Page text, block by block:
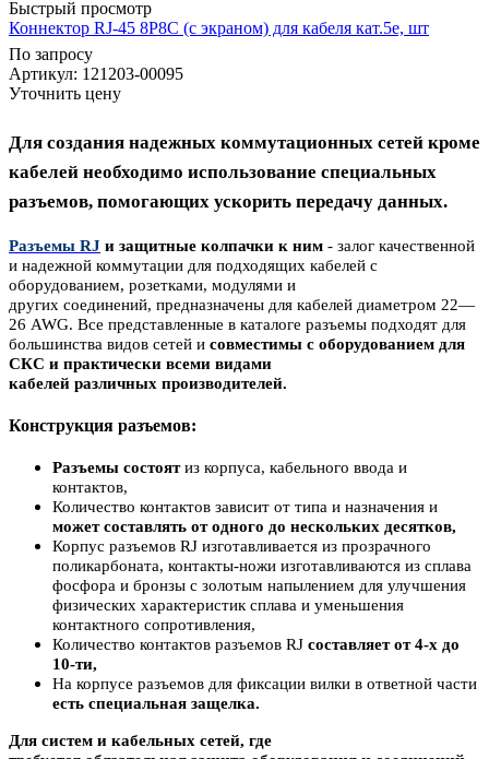
Быстрый просмотр
Коннектор RJ-45 8P8C (с экраном) для кабеля кат.5е, шт
По запросу
Артикул: 121203-00095
Уточнить цену
Для создания надежных коммутационных сетей кроме
кабелей необходимо использование специальных
разъемов, помогающих ускорить передачу данных.
Разъемы RJ и защитные колпачки к ним - залог качественной
и надежной коммутации для подходящих кабелей с
оборудованием, розетками, модулями и
других соединений, предназначены для кабелей диаметром 22—
26 AWG. Все представленные в каталоге разъемы подходят для
большинства видов сетей и совместимы с оборудованием для
СКС и практически всеми видами
кабелей различных производителей.
Конструкция разъемов:
Разъемы состоятиз корпуса, кабельного ввода и
контактов,
Количество контактов зависит от типа и назначения и
может составлять от одного до нескольких десятков,
Корпус разъемов RJ изготавливается из прозрачного
поликарбоната, контакты-ножи изготавливаются из сплава
фосфора и бронзы с золотым напылением для улучшения
физических характеристик сплава и уменьшения
контактного сопротивления,
Количество контактов разъемов RJ составляетот 4-х до
10-ти,
На корпусе разъемов для фиксации вилки в ответной части
есть специальная защелка.
Для систем и кабельных сетей, где